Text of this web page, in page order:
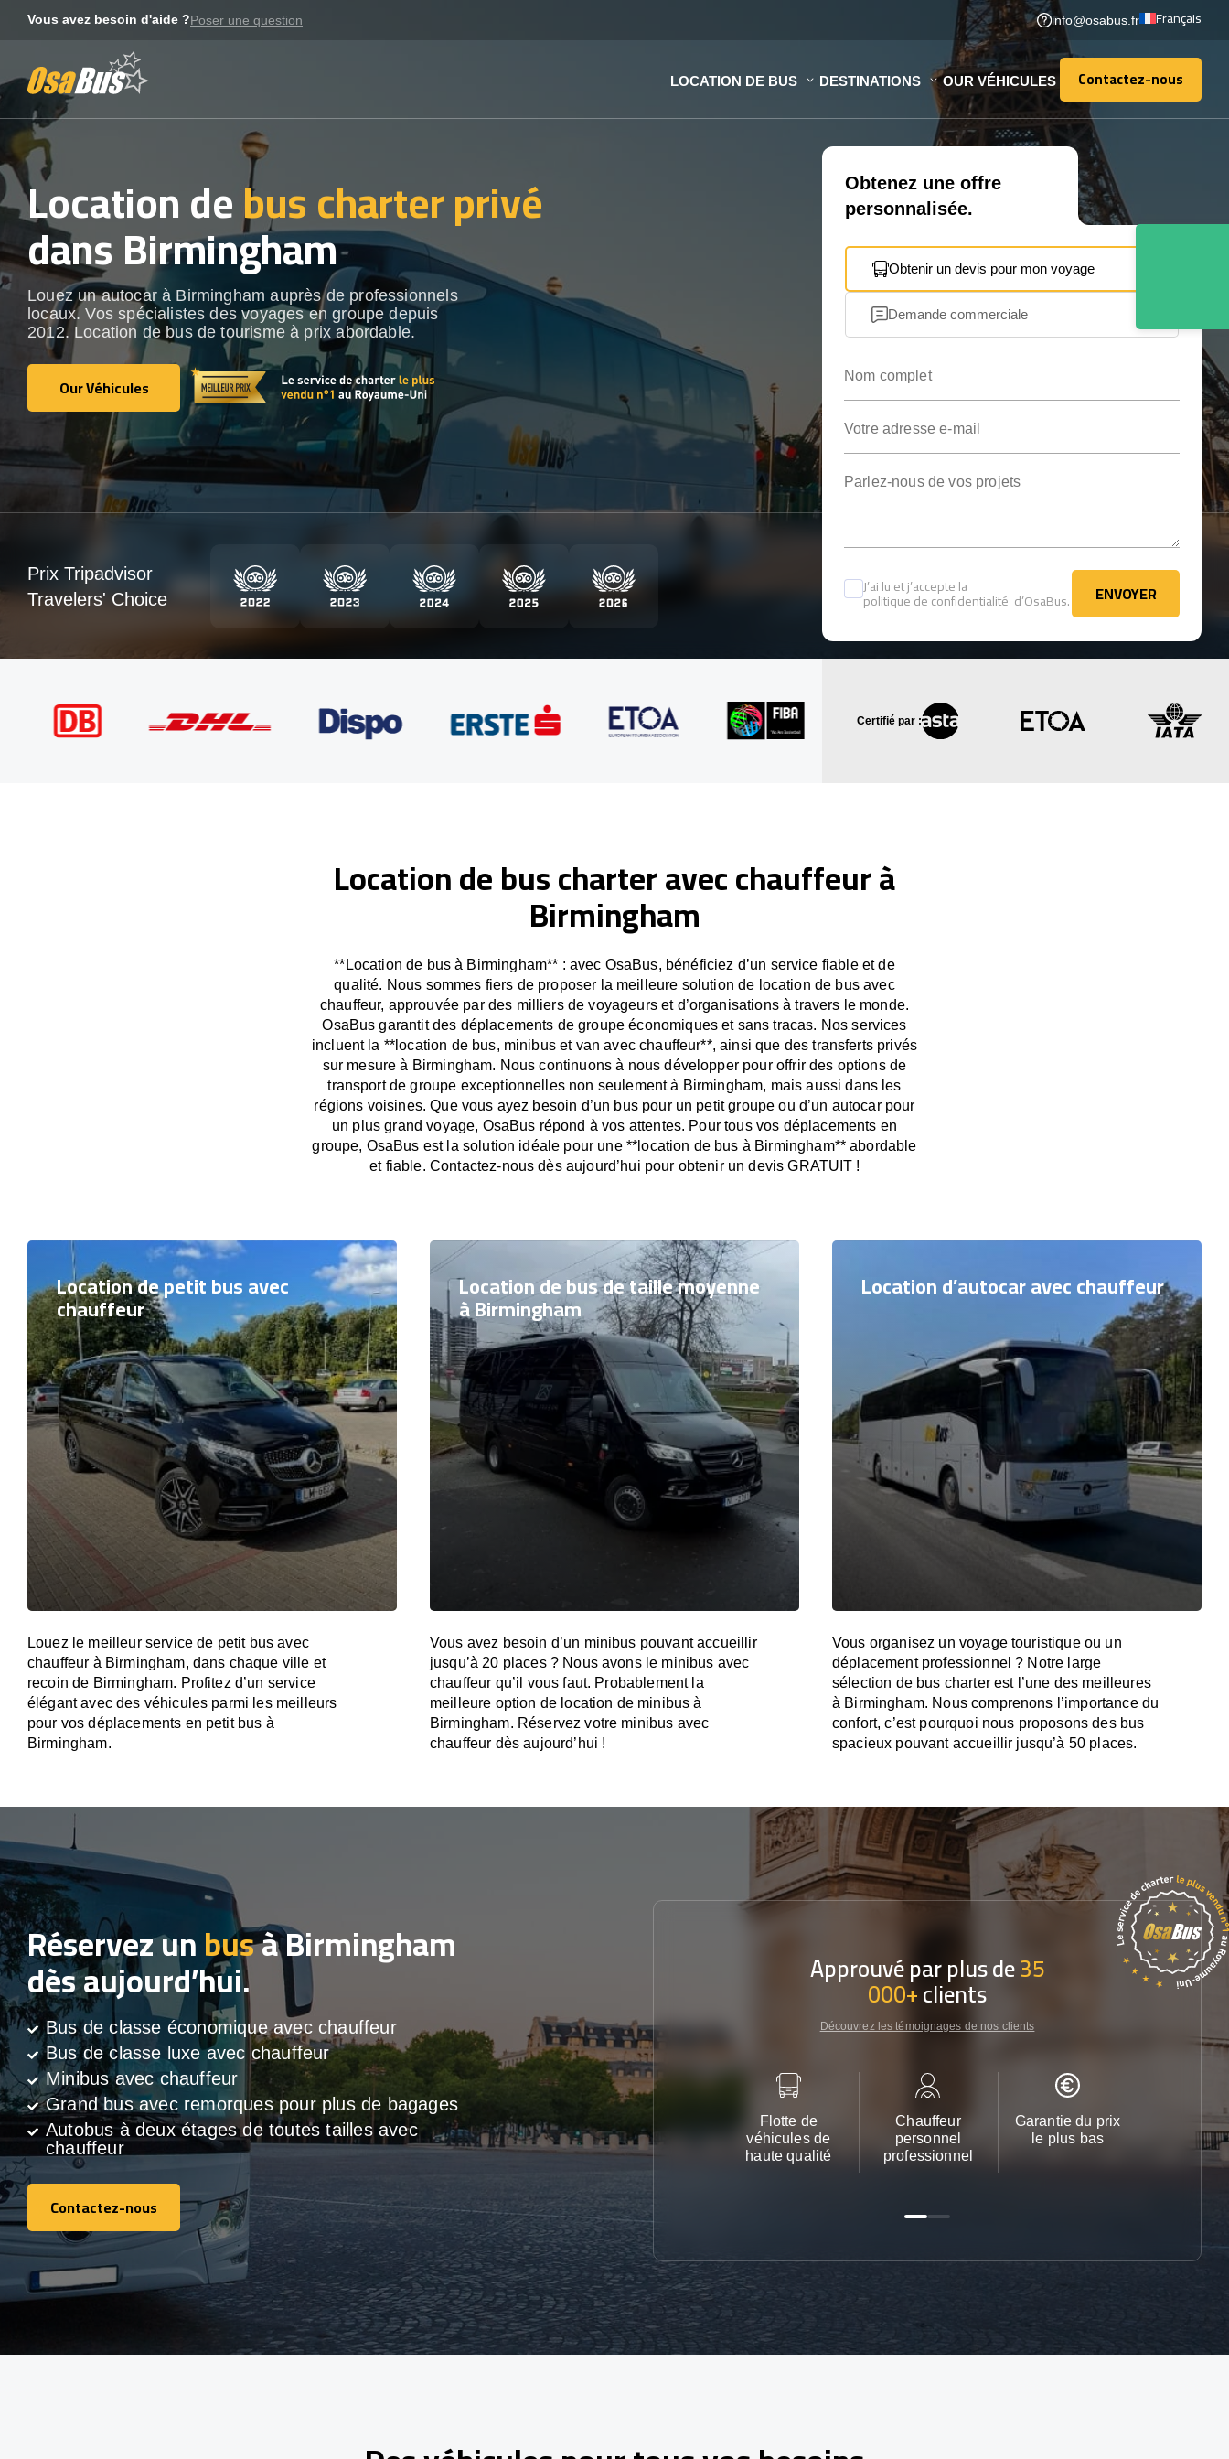
Vous avez besoin d'aide ?Poser une question info@osabus.fr Français
LOCATION DE BUS DESTINATIONS OUR VÉHICULES Contactez-nous
Contactez-nous
Location debus charter privé
dans Birmingham
Louez un autocar à Birmingham auprès de professionnels
locaux. Vos spécialistes des voyages en groupe depuis
2012. Location de bus de tourisme à prix abordable.
Our Véhicules
Our Véhicules
Obtenez une offre
personnalisée.
Obtenir un devis pour mon voyage
Demande commerciale
J’ai lu et j’accepte la
politique de confidentialité d’OsaBus. ENVOYER
ENVOYER
Prix Tripadvisor
Travelers' Choice
Certifié par :
Location de bus charter avec chauffeur à
Birmingham
**Location de bus à Birmingham** : avec OsaBus, bénéficiez d’un service fiable et de
qualité. Nous sommes fiers de proposer la meilleure solution de location de bus avec
chauffeur, approuvée par des milliers de voyageurs et d’organisations à travers le monde.
OsaBus garantit des déplacements de groupe économiques et sans tracas. Nos services
incluent la **location de bus, minibus et van avec chauffeur**, ainsi que des transferts privés
sur mesure à Birmingham. Nous continuons à nous développer pour offrir des options de
transport de groupe exceptionnelles non seulement à Birmingham, mais aussi dans les
régions voisines. Que vous ayez besoin d’un bus pour un petit groupe ou d’un autocar pour
un plus grand voyage, OsaBus répond à vos attentes. Pour tous vos déplacements en
groupe, OsaBus est la solution idéale pour une **location de bus à Birmingham** abordable
et fiable. Contactez-nous dès aujourd’hui pour obtenir un devis GRATUIT !
Location de petit bus avec
chauffeur
Louez le meilleur service de petit bus avec
chauffeur à Birmingham, dans chaque ville et
recoin de Birmingham. Profitez d’un service
élégant avec des véhicules parmi les meilleurs
pour vos déplacements en petit bus à
Birmingham.
Location de bus de taille moyenne
à Birmingham
Vous avez besoin d’un minibus pouvant accueillir
jusqu’à 20 places ? Nous avons le minibus avec
chauffeur qu’il vous faut. Probablement la
meilleure option de location de minibus à
Birmingham. Réservez votre minibus avec
chauffeur dès aujourd’hui !
Location d’autocar avec chauffeur
Vous organisez un voyage touristique ou un
déplacement professionnel ? Notre large
sélection de bus charter est l’une des meilleures
à Birmingham. Nous comprenons l’importance du
confort, c’est pourquoi nous proposons des bus
spacieux pouvant accueillir jusqu’à 50 places.
Réservez unbusà Birmingham
dès aujourd’hui.
Bus de classe économique avec chauffeur
Bus de classe luxe avec chauffeur
Minibus avec chauffeur
Grand bus avec remorques pour plus de bagages
Autobus à deux étages de toutes tailles avec
chauffeur
Contactez-nous
Contactez-nous
Approuvé par plus de35
000+clients
Découvrez les témoignages de nos clients
Flotte de
véhicules de
haute qualité
Chauffeur
personnel
professionnel
Garantie du prix
le plus bas
Service
24h/24